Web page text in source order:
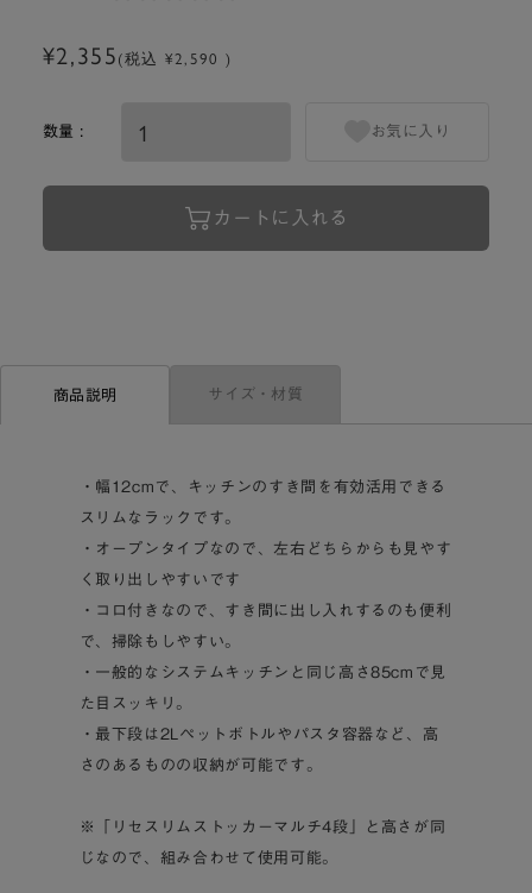
¥2,355(税込 ¥2,590 )
数量 :
カートに入れる
お気に入り
商品説明 サイズ・材質
・幅12cmで、キッチンのすき間を有効活用できる
スリムなラックです。
・オープンタイプなので、左右どちらからも見やす
く取り出しやすいです
・コロ付きなので、すき間に出し入れするのも便利
で、掃除もしやすい。
・一般的なシステムキッチンと同じ高さ85cmで見
た目スッキリ。
・最下段は2Lペットボトルやパスタ容器など、高
さのあるものの収納が可能です。
※「リセスリムストッカ－マルチ4段」と高さが同
じなので、組み合わせて使用可能。